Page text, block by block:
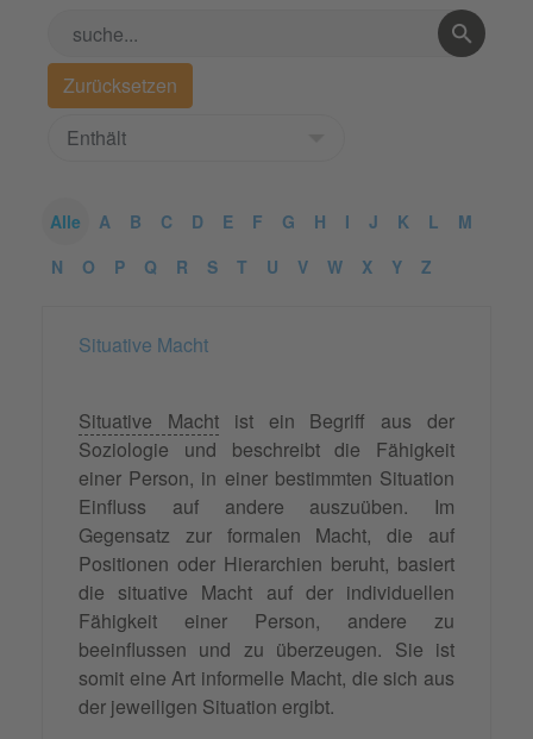
Alle A B C D E F G H I J K L
M
N
O P Q R S T U V W X Y Z
Situative Macht
Situative Machtist ein Begriff aus der
Soziologie und beschreibt die Fähigkeit
einer Person, in einer bestimmten Situation
Einfluss auf andere auszuüben. Im
Gegensatz zur formalen Macht, die auf
Positionen oder Hierarchien beruht, basiert
die situative Macht auf der individuellen
Fähigkeit einer Person, andere zu
beeinflussen und zu überzeugen. Sie ist
somit eine Art informelle Macht, die sich aus
der jeweiligen Situation ergibt.